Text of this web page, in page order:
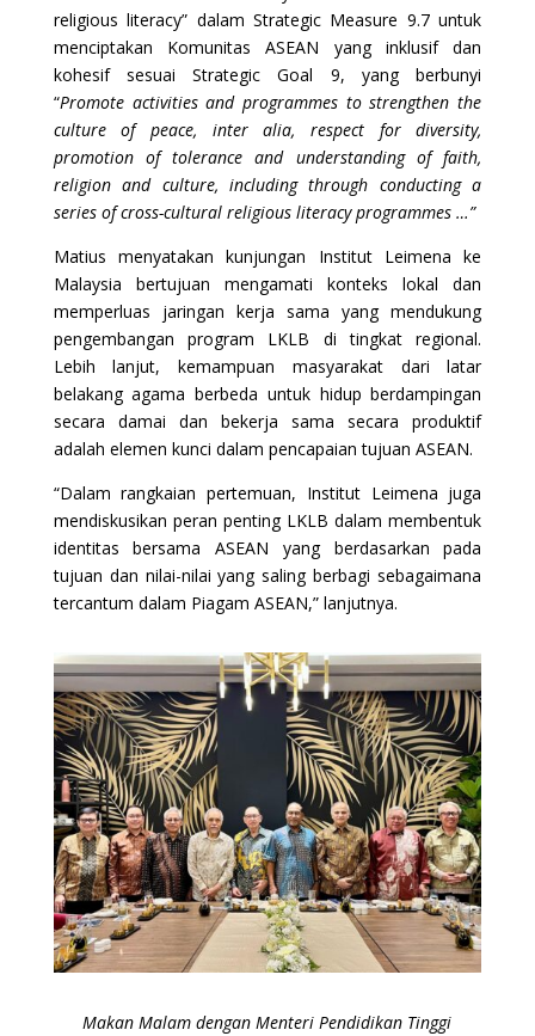
religious literacy” dalam Strategic Measure 9.7 untuk
menciptakan Komunitas ASEAN yang inklusif dan
kohesif sesuai Strategic Goal 9, yang berbunyi
“Promote activities and programmes to strengthen the
culture of peace, inter alia, respect for diversity,
promotion of tolerance and understanding of faith,
religion and culture, including through conducting a
series of cross-cultural religious literacy programmes …”
Matius menyatakan kunjungan Institut Leimena ke
Malaysia bertujuan mengamati konteks lokal dan
memperluas jaringan kerja sama yang mendukung
pengembangan program LKLB di tingkat regional.
Lebih lanjut, kemampuan masyarakat dari latar
belakang agama berbeda untuk hidup berdampingan
secara damai dan bekerja sama secara produktif
adalah elemen kunci dalam pencapaian tujuan ASEAN.
“Dalam rangkaian pertemuan, Institut Leimena juga
mendiskusikan peran penting LKLB dalam membentuk
identitas bersama ASEAN yang berdasarkan pada
tujuan dan nilai-nilai yang saling berbagi sebagaimana
tercantum dalam Piagam ASEAN,” lanjutnya.
Makan Malam dengan Menteri Pendidikan Tinggi